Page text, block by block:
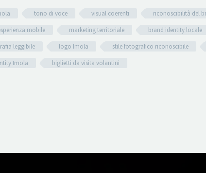
tono di voce visual coerenti riconoscibilità del
mobile marketing territoriale brand identity locale
leggibile logo Imola stile fotografico riconoscibile
Imola biglietti da visita volantini